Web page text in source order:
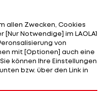
nach wie vor in einer
Situation", weiß
Christoph Peschek
so alles bewirken
wieder in einem
allen Zwecken, Cookies
Notwendige] im LAOLA1
von
mit [Optionen] auch eine
können Ihre Einstellungen
bzw. über den Link in